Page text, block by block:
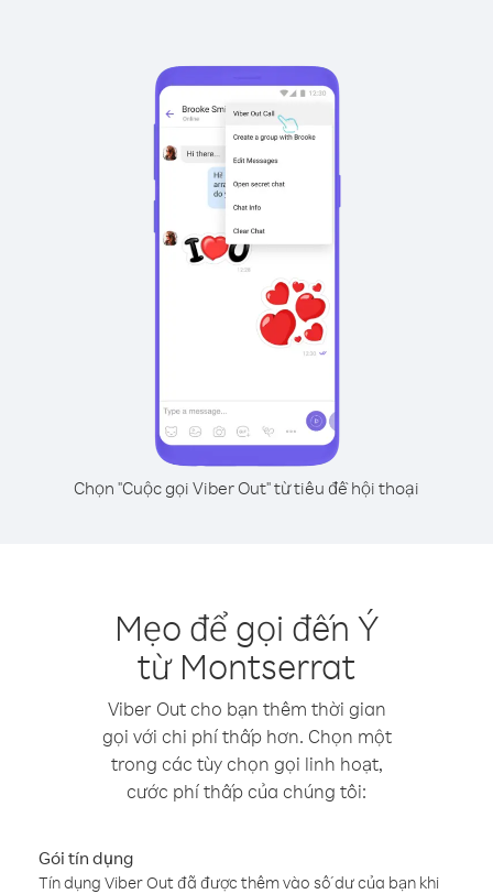
Chọn "Cuộc gọi Viber Out" từ tiêu đề hội thoại
Mẹo để gọi đến Ý
từ Montserrat
Viber Out cho bạn thêm thời gian
gọi với chi phí thấp hơn. Chọn một
trong các tùy chọn gọi linh hoạt,
cước phí thấp của chúng tôi:
Gói tín dụng
Tín dụng Viber Out đã được thêm vào số dư của bạn khi